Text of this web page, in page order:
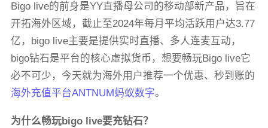
Bigo live的前身是YY直播母公司的移动部新产品，旨在
开拓海外区域，截止至2024年每月平均活跃用户达3.77
亿，bigo live主要是提供实时直播、多人连麦互动，
bigo钻石是平台的核心虚拟货币，想要畅玩Bigo live它
必不可少，今天就为海外用户推荐一个优惠、秒到账的
海外充值平台ANTNUM蚂蚁数字。
为什么畅玩bigo live要充钻石？